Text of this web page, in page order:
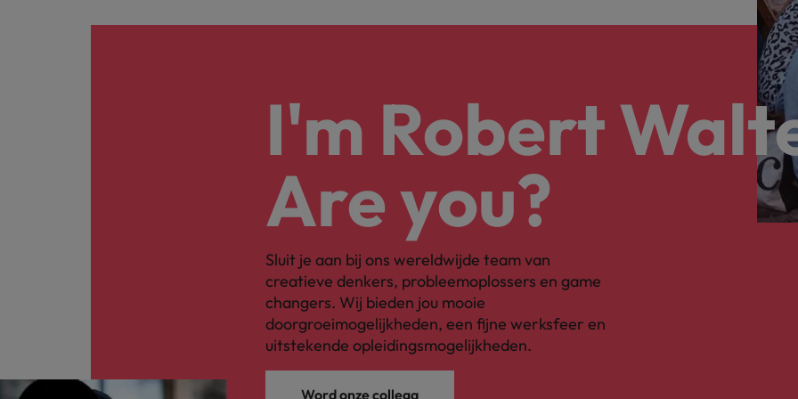
I'm Robert
Are you?
Sluit je aan bij ons wereldwijde team van
creatieve denkers, probleemoplossers en game
changers. Wij bieden jou mooie
doorgroeimogelijkheden, een fijne werksfeer en
uitstekende opleidingsmogelijkheden.
Word onze collega